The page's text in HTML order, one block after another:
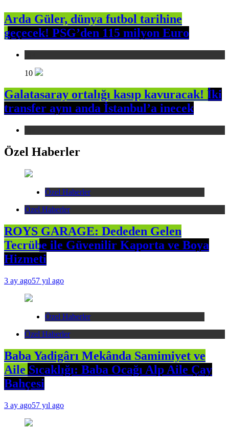
Arda Güler, dünya futbol tarihine
geçecek! PSG’den 115 milyon Euro
10
Galatasaray ortalığı kasıp kavuracak! İki
transfer aynı anda İstanbul’a inecek
Özel Haberler
Özel Haberler
Özel Haberler
ROYS GARAGE: Dededen Gelen
Tecrübe ile Güvenilir Kaporta ve Boya
Hizmeti
3 ay ago57 yıl ago
Özel Haberler
Özel Haberler
Baba Yadigârı Mekânda Samimiyet ve
Aile Sıcaklığı: Baba Ocağı Alp Aile Çay
Bahçesi
3 ay ago57 yıl ago